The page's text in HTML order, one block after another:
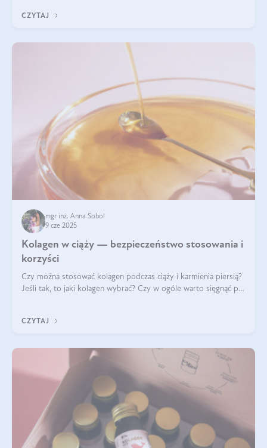
CZYTAJ
mgr inż. Anna Sobol
9 cze 2025
Kolagen w ciąży — bezpieczeństwo stosowania i
korzyści
Czy można stosować kolagen podczas ciąży i karmienia piersią?
Jeśli tak, to jaki kolagen wybrać? Czy w ogóle warto sięgnąć po
CZYTAJ